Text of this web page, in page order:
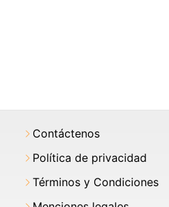
Contáctenos
Política de privacidad
Términos y Condiciones